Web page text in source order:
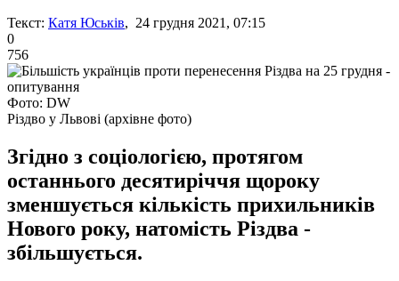
Текст: Катя Юськів, 24 грудня 2021, 07:15
0
756
Фото: DW
Різдво у Львові (архівне фото)
Згідно з соціологією, протягом
останнього десятиріччя щороку
зменшується кількість прихильників
Нового року, натомість Різдва -
збільшується.